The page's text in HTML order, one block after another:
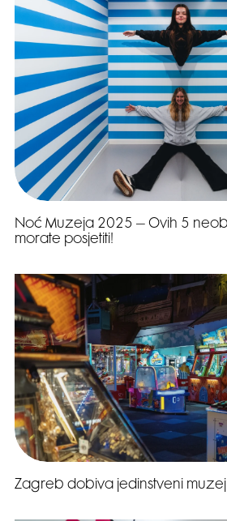
Noć Muzeja 2025 – Ovih 5
morate posjetiti!
Zagreb dobiva jedinstveni